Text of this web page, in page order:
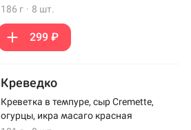
186 г · 8 шт.
299 ₽
Креведко
Креветка в темпуре, сыр Cremette,
огурцы, икра масаго красная